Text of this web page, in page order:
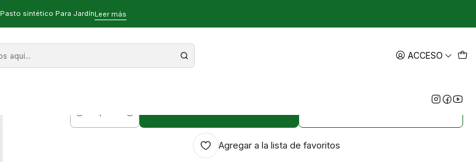
ACCESO
Pasto sintético Para JardínLeer más
Shockpad para Pasto Sintético 20mm: Máxima
Cantidad
Agregar a la lista de favoritos